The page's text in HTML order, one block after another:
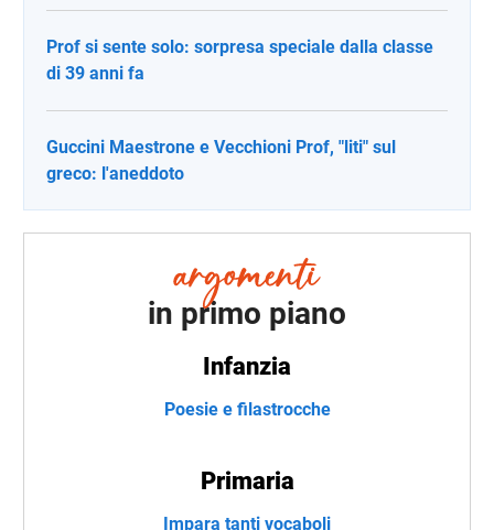
Prof si sente solo: sorpresa speciale dalla classe
di 39 anni fa
Guccini Maestrone e Vecchioni Prof, "liti" sul
greco: l'aneddoto
in primo piano
Infanzia
Poesie e filastrocche
Primaria
Impara tanti vocaboli